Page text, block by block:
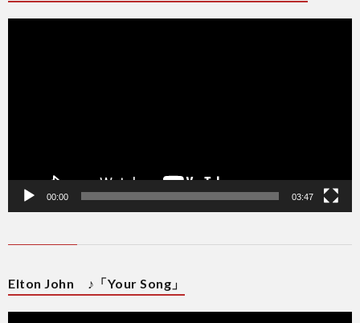
動
00:00 03:47
Elton John ♪「Your Song」
動